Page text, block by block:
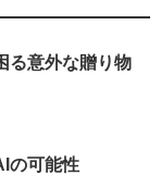
る意外な贈り物
の可能性